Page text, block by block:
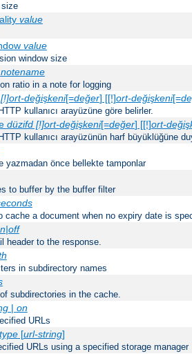
size
value
value
window size
notename
ratio in a note for logging
değişkeni[=değer] [[!]ort-değişkeni[=
kullanıcı arayüzüne göre belirler.
düzifd [!]ort-değişkeni[=değer] [[!]ort-
kullanıcı arayüzünün harf büyüklüğüne
yazmadan önce bellekte tamponlar
to buffer by the buffer filter
cache a document when no expiry date is
header to the response.
in subdirectory names
subdirectories in the cache.
| on
URLs
[url-string]
URLs using a specified storage manager